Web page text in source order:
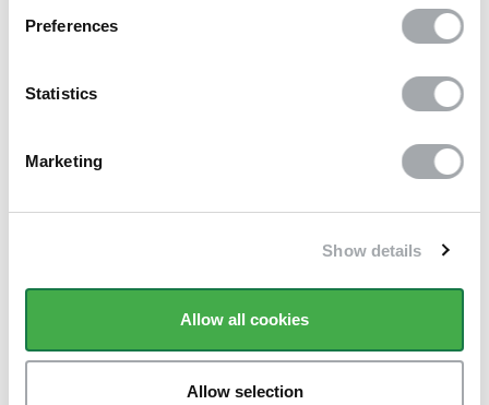
Preferences
Statistics
Marketing
Show details
Allow all cookies
Allow selection
NFP 90-306
portillon